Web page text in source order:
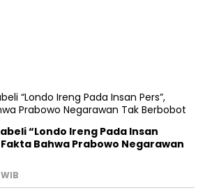
“Londo Ireng Pada Insan
Bahwa Prabowo Negarawan